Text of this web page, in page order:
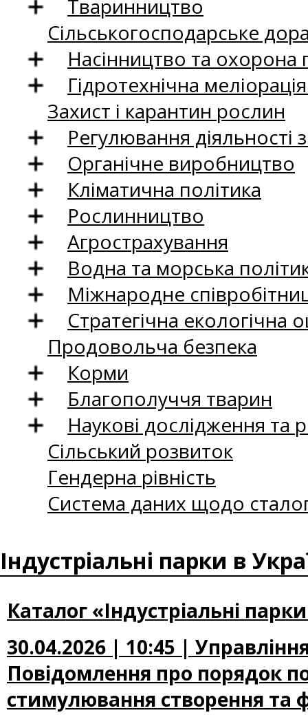
Тваринництво
Сільськогосподарське
Насінництво та
Гідротехнічна
Захист і карантин рослин
Регулювання
Органічне виробництво
Кліматична політика
Рослинництво
Агрострахування
Водна та морська
Міжнародне
Стратегічна екологічна
Продовольча безпека
Корми
Благополуччя тварин
Наукові дослідження та
Сільський розвиток
Гендерна рівність
Система даних щодо
Індустріальні парки в
Каталог «Індустріальні
30.04.2026 | 10:45 |
Повідомлення про порядок
стимулювання створення та